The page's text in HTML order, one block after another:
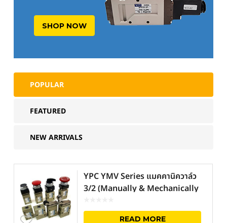
SHOP NOW
POPULAR
FEATURED
NEW ARRIVALS
YPC YMV Series แมคคานิควาล์ว
3/2 (Manually & Mechanically
READ MORE